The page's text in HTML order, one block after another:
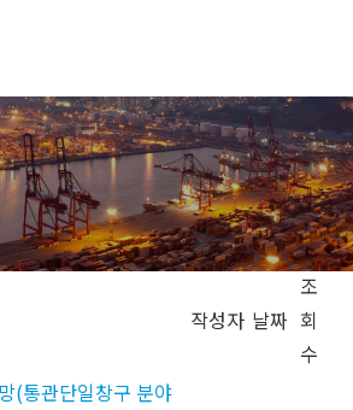
C
U
P
I
A
작성자 날짜
조
회
수
(통관단일창구 분야